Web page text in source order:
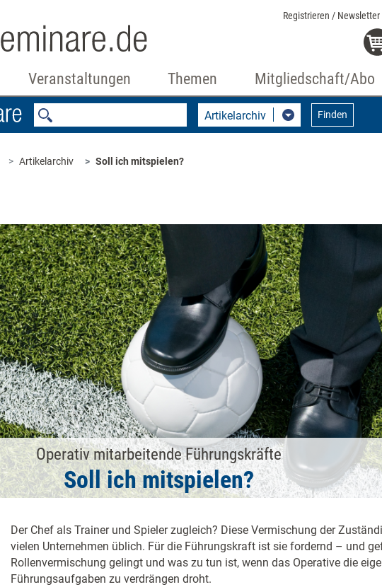
Registrieren / Newsletter
Veranstaltungen Themen Mitgliedschaft/Abo
Artikelarchiv Finden
Artikelarchiv Soll ich mitspielen?
Operativ mitarbeitende Führungskräfte
Soll ich mitspielen?
Der Chef als ­Trainer und Spieler zugleich? Diese Vermischung der
vielen Unternehmen üblich. Für die Führungskraft ist sie fordernd – und
Rollenvermischung gelingt und was zu tun ist, wenn das ­Operative die
Führungsaufgaben zu verdrängen droht.